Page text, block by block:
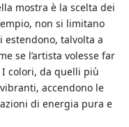
mostra è la scelta dei
non si limitano
talvolta a
se l’artista volesse far
I colori, da quelli più
accendono le
di energia pura e